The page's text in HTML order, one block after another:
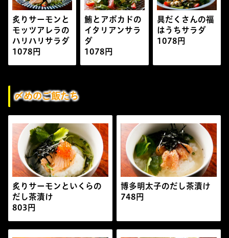
炙りサーモンと
モッツアレラの
ハリハリサラダ
1078円
鮪とアボカドの
イタリアンサラ
ダ
1078円
具だくさんの福
はうちサラダ
1078円
〆めのご飯たち
炙りサーモンといくらの
だし茶漬け
803円
博多明太子のだし茶漬け
748円